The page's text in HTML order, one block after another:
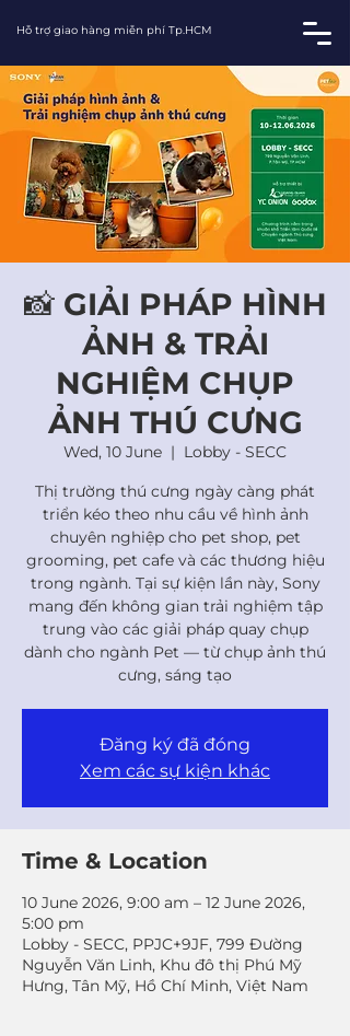
Hỗ trợ giao hàng miễn phí Tp.HCM
📸 GIẢI PHÁP HÌNH
ẢNH & TRẢI
NGHIỆM CHỤP
ẢNH THÚ CƯNG
Wed, 10 June
  |
Lobby - SECC
Thị trường thú cưng ngày càng phát
triển kéo theo nhu cầu về hình ảnh
chuyên nghiệp cho pet shop, pet
grooming, pet cafe và các thương hiệu
trong ngành. Tại sự kiện lần này, Sony
mang đến không gian trải nghiệm tập
trung vào các giải pháp quay chụp
dành cho ngành Pet — từ chụp ảnh thú
cưng, sáng tạo
Đăng ký đã đóng
Xem các sự kiện khác
Time & Location
10 June 2026, 9:00 am – 12 June 2026,
5:00 pm
Lobby - SECC, PPJC+9JF, 799 Đường
Nguyễn Văn Linh, Khu đô thị Phú Mỹ
Hưng, Tân Mỹ, Hồ Chí Minh, Việt Nam